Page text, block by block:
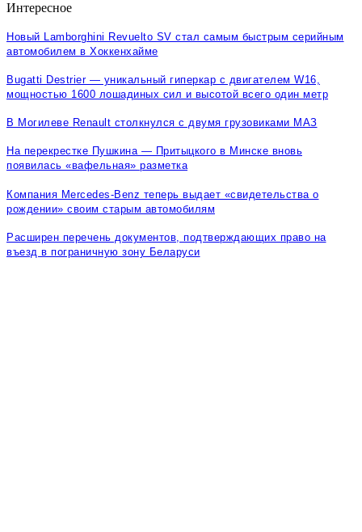
Интересное
Новый Lamborghini Revuelto SV стал самым быстрым серийным
автомобилем в Хоккенхайме
Bugatti Destrier — уникальный гиперкар с двигателем W16,
мощностью 1600 лошадиных сил и высотой всего один метр
В Могилеве Renault столкнулся с двумя грузовиками МАЗ
На перекрестке Пушкина — Притыцкого в Минске вновь
появилась «вафельная» разметка
Компания Mercedes-Benz теперь выдает «свидетельства о
рождении» своим старым автомобилям
Расширен перечень документов, подтверждающих право на
въезд в пограничную зону Беларуси